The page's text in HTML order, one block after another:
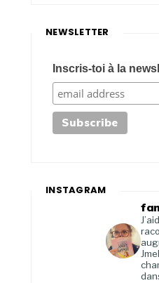
NEWSLETTER
Inscris-toi à la
INSTAGRAM